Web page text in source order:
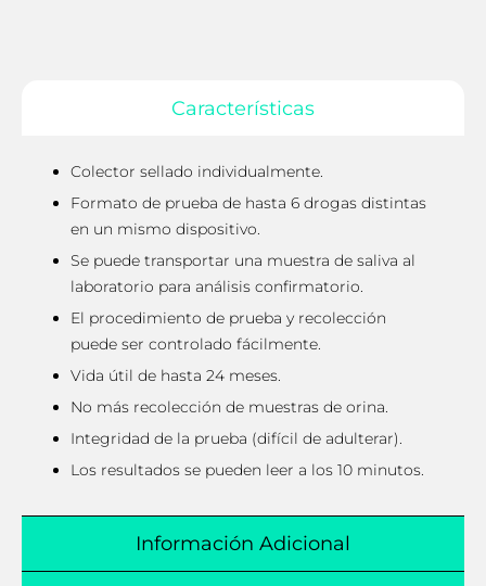
Características
Información Adicional
Colector sellado individualmente.
Formato de prueba de hasta 6 drogas distintas
en un mismo dispositivo.
Se puede transportar una muestra de saliva al
laboratorio para análisis confirmatorio.
El procedimiento de prueba y recolección
puede ser controlado fácilmente.
Vida útil de hasta 24 meses.
No más recolección de muestras de orina.
Integridad de la prueba (difícil de adulterar).
Los resultados se pueden leer a los 10 minutos.